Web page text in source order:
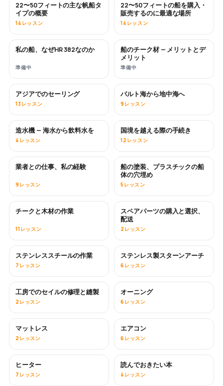
近日公開
22〜50フィートの主な帆船タ
イプの概要
14レッスン
近日公開
22〜50フィートの船を購入・
販売するのに最適な場所
14レッスン
近日公開
私の船、なぜHR 382なのか
準備中
近日公開
船のチーク材 — メリットとデ
メリット
準備中
近日公開
アジアでのセーリング
13レッスン
近日公開
バルト海から地中海へ
9レッスン
近日公開
造水機 — 海水から飲料水を
4レッスン
国境を越える際の手続き
12レッスン
近日公開
業者との仕事、私の経験
9レッスン
近日公開
船の塗装、プラスチックの船
体の穴埋め
5レッスン
チークと木材の作業
11レッスン
近日公開
スペアパーツの購入と選択、
配送
2レッスン
近日公開
ステンレススチールの作業
7レッスン
ステンレス製スターンアーチ
6レッスン
近日公開
工房でのセイルの修理と縫製
2レッスン
オーニング
6レッスン
マットレス
2レッスン
近日公開
エアコン
6レッスン
近日公開
ヒーター
7レッスン
近日公開
読んでおきたい本
4レッスン